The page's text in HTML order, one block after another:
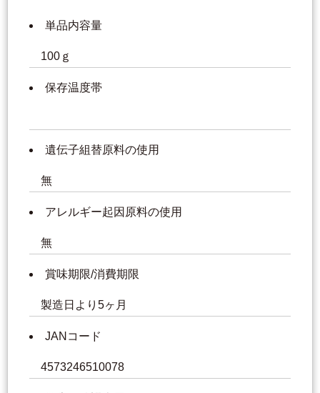
単品内容量
100ｇ
保存温度帯
遺伝子組替原料の使用
無
アレルギー起因原料の使用
無
賞味期限/消費期限
製造日より5ヶ月
JANコード
4573246510078